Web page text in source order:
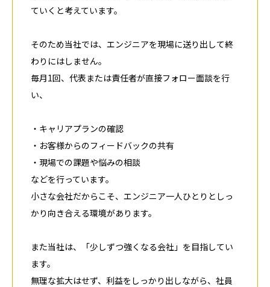
ていくと考えています。
そのため当社では、エンジニアを現場に送り出して終
わりにはしません。
毎月1回、代表または責任者が直接フォロー面談を行
い、
・キャリアプランの確認
・お客様からのフィードバックの共有
・現場での課題や悩みの相談
などを行っています。
小さな会社だからこそ、エンジニア一人ひとりとしっ
かり向き合える環境があります。
また当社は、「少しずつ強くなる会社」を目指してい
ます。
無理な拡大はせず、利益をしっかり出しながら、社員